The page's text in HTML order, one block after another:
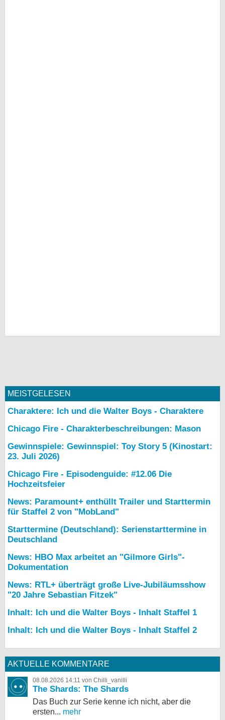
MEISTGELESEN
Charaktere: Ich und die Walter Boys - Charaktere
Chicago Fire - Charakterbeschreibungen: Mason
Gewinnspiele: Gewinnspiel: Toy Story 5 (Kinostart:
23. Juli 2026)
Chicago Fire - Episodenguide: #12.06 Die
Hochzeitsfeier
News: Paramount+ enthüllt Trailer und Starttermin
für Staffel 2 von "MobLand"
Starttermine (Deutschland): Serienstarttermine in
Deutschland
News: HBO Max arbeitet an "Gilmore Girls"-
Dokumentation
News: RTL+ überträgt große Live-Jubiläumsshow
"20 Jahre Sebastian Fitzek"
Inhalt: Ich und die Walter Boys - Inhalt Staffel 1
Inhalt: Ich und die Walter Boys - Inhalt Staffel 2
AKTUELLE KOMMENTARE
08.08.2026 14:11 von Chilli_vanilli
The Shards: The Shards
Das Buch zur Serie kenne ich nicht, aber die
ersten... mehr